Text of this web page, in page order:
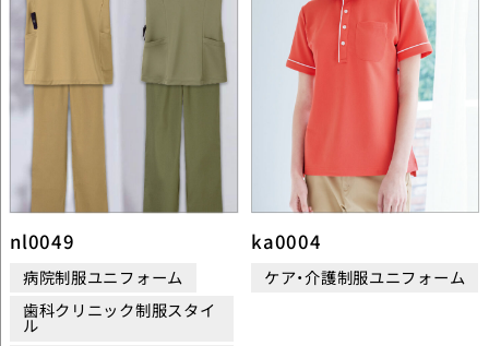
nl0049
病院制服ユニフォーム
歯科クリニック制服スタイ
ル
ka0004
ケア・介護制服ユニフォーム